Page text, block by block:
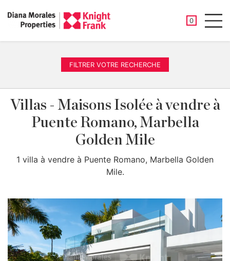
0
FILTRER VOTRE RECHERCHE
Villas - Maisons Isolée à vendre à
Puente Romano, Marbella
Golden Mile
1 villa à vendre à Puente Romano, Marbella Golden
Mile.